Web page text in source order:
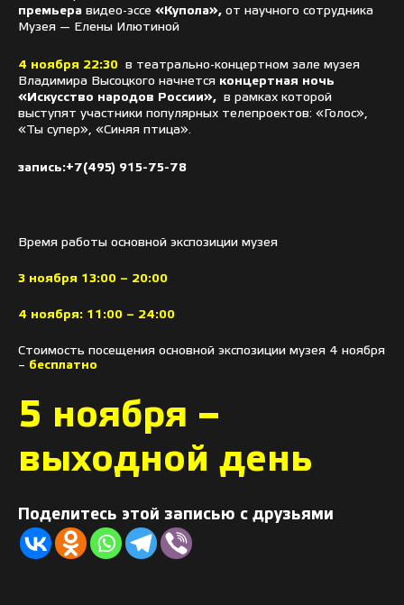
премьера видео-эссе «Купола», от научного сотрудника
Музея — Елены Илютиной
4 ноября 22:30
в театрально-концертном зале музея
Владимира Высоцкого начнется концертная ночь
«Искусство народов России»,
в рамках которой
выступят участники популярных телепроектов: «Голос»,
«Ты супер», «Синяя птица».
запись:+7(495) 915-75-78
Время работы основной экспозиции музея
3 ноября 13:00 – 20:00
4 ноября: 11:00 – 24:00
Стоимость посещения основной экспозиции музея 4 ноября
– бесплатно
5 ноября –
выходной день
Поделитесь этой записью с друзьями